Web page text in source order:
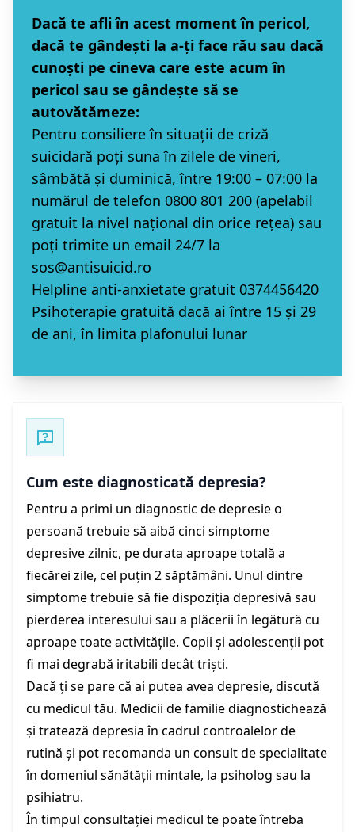
Dacă te afli în acest moment în pericol,
dacă te gândești la a-ți face rău sau dacă
cunoști pe cineva care este acum în
pericol sau se gândește să se
autovătămeze:
Pentru consiliere în situaţii de criză
suicidară poți suna în zilele de vineri,
sâmbătă și duminică, între 19:00 – 07:00 la
numărul de telefon 0800 801 200 (apelabil
gratuit la nivel naţional din orice reţea) sau
poți trimite un email 24/7 la
sos@antisuicid.ro
Helpline anti-anxietate gratuit 0374456420
Psihoterapie gratuită dacă ai între 15 și 29
de ani, în limita plafonului lunar
Cum este diagnosticată depresia?
Pentru a primi un diagnostic de depresie o
persoană trebuie să aibă cinci simptome
depresive zilnic, pe durata aproape totală a
fiecărei zile, cel puțin 2 săptămâni. Unul dintre
simptome trebuie să fie dispoziția depresivă sau
pierderea interesului sau a plăcerii în legătură cu
aproape toate activitățile. Copii și adolescenții pot
fi mai degrabă iritabili decât triști.
Dacă ți se pare că ai putea avea depresie, discută
cu medicul tău. Medicii de familie diagnostichează
și tratează depresia în cadrul controalelor de
rutină și pot recomanda un consult de specialitate
în domeniul sănătății mintale, la psiholog sau la
psihiatru.
În timpul consultației medicul te poate întreba